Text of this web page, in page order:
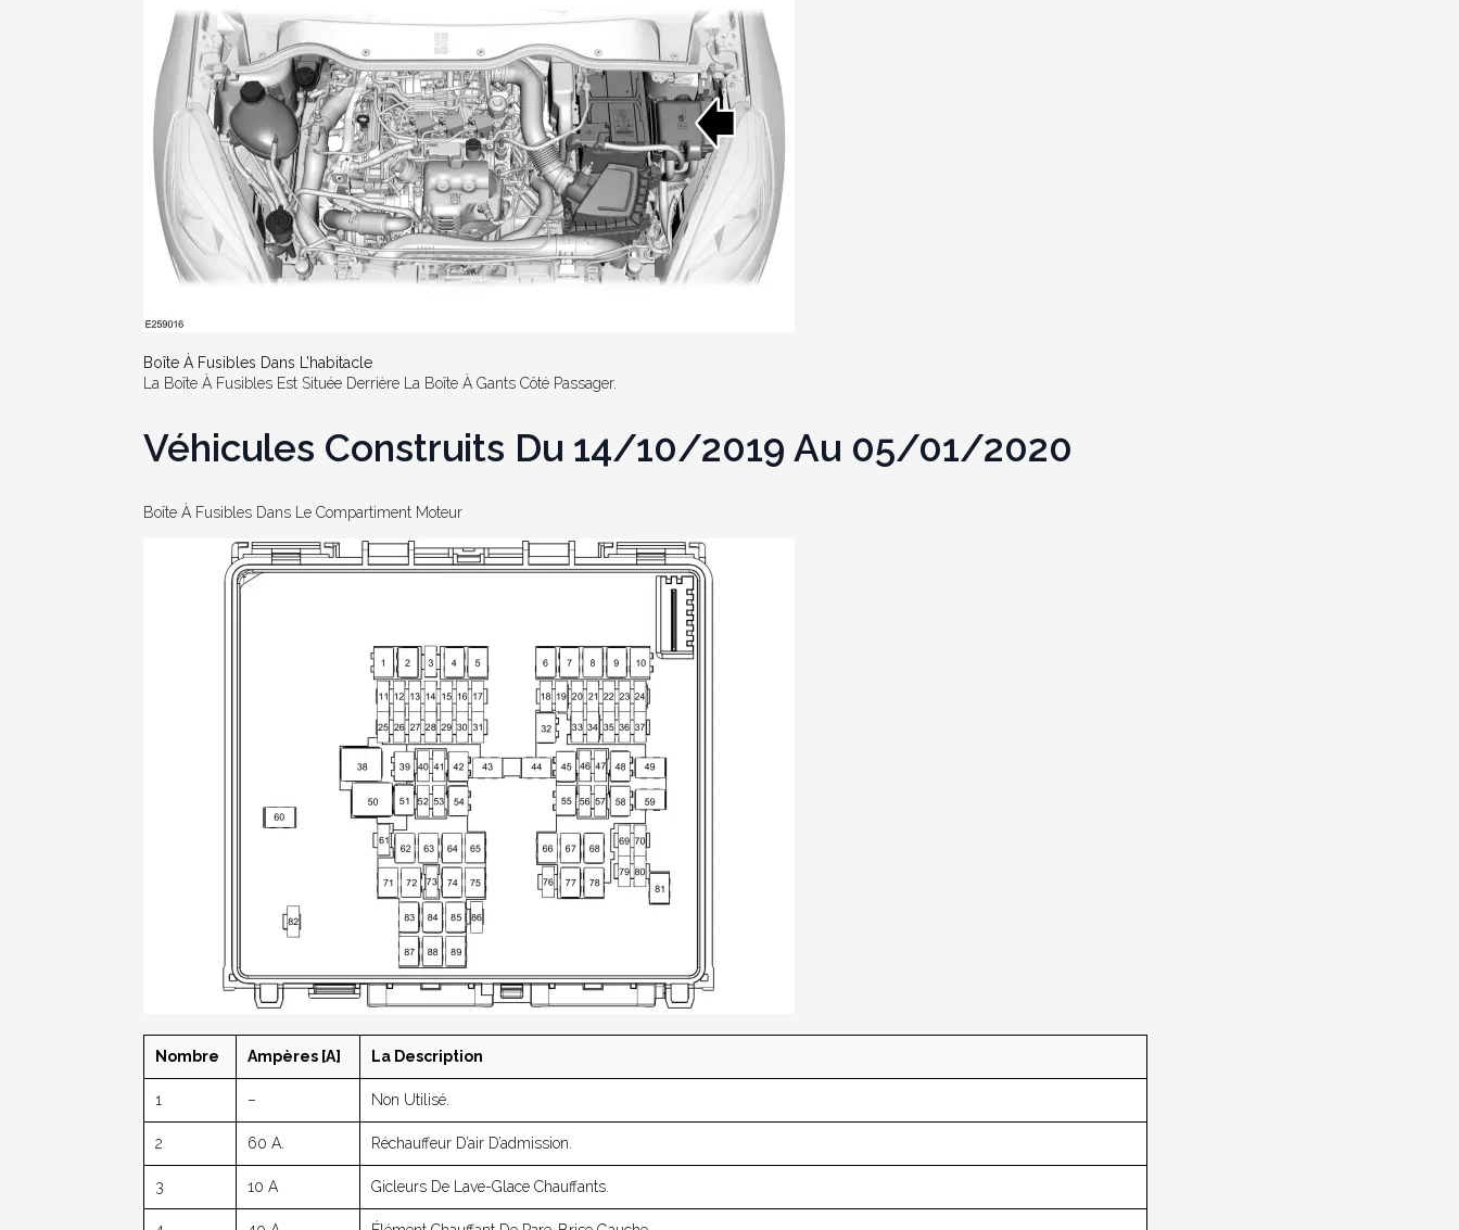
Boîte À Fusibles Dans L’habitacle
La Boîte À Fusibles Est Située Derrière La Boîte À Gants Côté Passager.
Véhicules Construits Du 14/10/2019 Au 05/01/2020
Boîte À Fusibles Dans Le Compartiment Moteur
Nombre Ampères [A] La Description
1 – Non Utilisé.
2 60 A. Réchauffeur D’air D’admission.
3 10 A Gicleurs De Lave-Glace Chauffants.